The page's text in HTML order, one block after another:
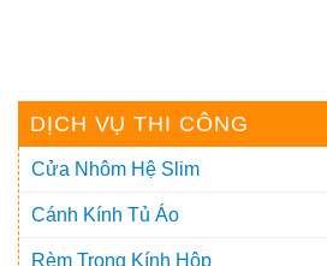
DỊCH VỤ THI CÔNG
Cửa Nhôm Hệ Slim
Cánh Kính Tủ Áo
Rèm Trong Kính Hộp